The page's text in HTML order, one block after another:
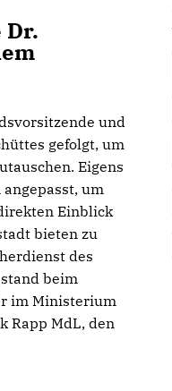
und
gefolgt, um
Eigens
um
Einblick
bieten zu
des
beim
im Ministerium
Rapp MdL, den